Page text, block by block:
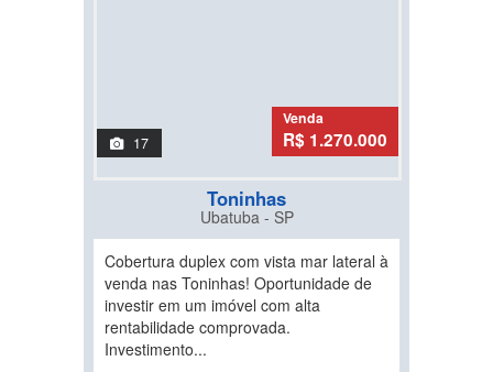
17
Venda
R$ 1.270.000
Toninhas
Ubatuba - SP
Cobertura duplex com vista mar lateral à
venda nas Toninhas! Oportunidade de
investir em um imóvel com alta
rentabilidade comprovada.
Investimento...